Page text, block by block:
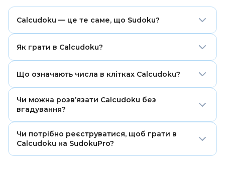
Calcudoku — це те саме, що Sudoku?
унікальності в рядках і стовпцях, що й Sudoku, але
без блоків 3×3. Натомість сітка поділена на
арифметичні клітки з цільовими числами та
Як грати в Calcudoku?
кожному рядку й стовпці кожне число має бути
лише один раз, а кожна клітка має відповідати
своєму цільовому результату з указаною операцією.
Що означають числа в клітках Calcudoku?
клітин. Операція показує, чи числа в клітці мають
додаватися, відніматися, множитися або ділитися,
Чи можна розв’язати Calcudoku без
вгадування?
має один логічний розв’язок. Її можна пройти,
поєднуючи комбінації для кліток, арифметичні
Чи потрібно реєструватися, щоб грати в
Calcudoku на SudokuPro?